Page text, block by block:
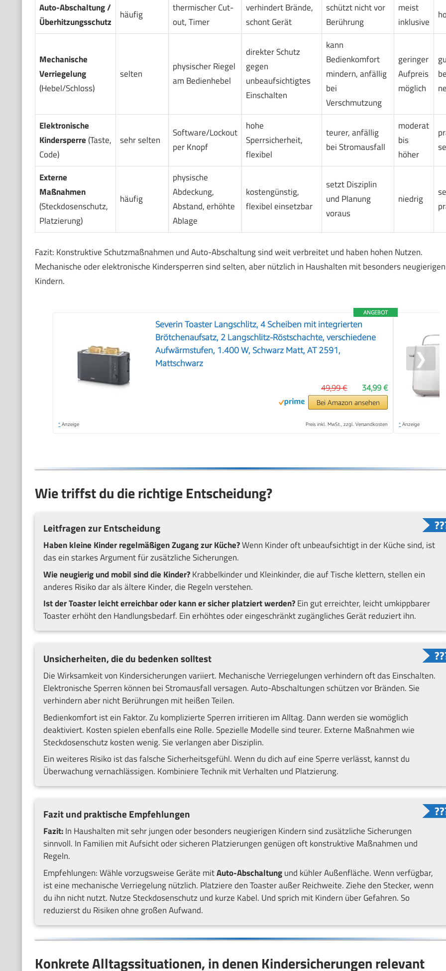
Auto-Abschaltung /
Überhitzungsschutz
häufig
thermischer Cut-
out, Timer
verhindert Brände,
schont Gerät
schützt nicht vor
Berührung
meist
inklusive
Mechanische
Verriegelung
(Hebel/Schloss)
selten
physischer Riegel
am Bedienhebel
direkter Schutz
gegen
unbeaufsichtigtes
Einschalten
kann
Bedienkomfort
mindern, anfällig
bei
Verschmutzung
geringer
Aufpreis
möglich
Elektronische
Kindersperre(Taste,
Code)
sehr selten
Software/Lockout
per Knopf
hohe
Sperrsicherheit,
flexibel
teurer, anfällig
bei Stromausfall
moderat
bis
höher
Externe
Maßnahmen
(Steckdosenschutz,
Platzierung)
häufig
physische
Abdeckung,
Abstand, erhöhte
Ablage
kostengünstig,
flexibel einsetzbar
setzt Disziplin
und Planung
voraus
niedrig
Fazit: Konstruktive Schutzmaßnahmen und Auto-Abschaltung sind weit verbreitet und haben hohen Nutzen.
Mechanische oder elektronische Kindersperren sind selten, aber nützlich in Haushalten mit besonders neugierigen
Kindern.
ANGEBOT
Severin Toaster Langschlitz, 4 Scheiben mit integrierten
Brötchenaufsatz, 2 Langschlitz-Röstschachte, verschiedene
Aufwärmstufen, 1.400 W, Schwarz Matt, AT 2591,
Mattschwarz
34,99 €
49,99 €
Bei Amazon ansehen
* Anzeige Preis inkl. MwSt., zzgl. Versandkosten * Anzeige
❯
Wie triffst du die richtige Entscheidung?
Leitfragen zur Entscheidung
Haben kleine Kinder regelmäßigen Zugang zur Küche?Wenn Kinder oft unbeaufsichtigt in der Küche sind, ist
das ein starkes Argument für zusätzliche Sicherungen.
Wie neugierig und mobil sind die Kinder?Krabbelkinder und Kleinkinder, die auf Tische klettern, stellen ein
anderes Risiko dar als ältere Kinder, die Regeln verstehen.
Ist der Toaster leicht erreichbar oder kann er sicher platziert werden?Ein gut erreichter, leicht umkippbarer
Toaster erhöht den Handlungsbedarf. Ein erhöhtes oder eingeschränkt zugängliches Gerät reduziert ihn.
Unsicherheiten, die du bedenken solltest
Die Wirksamkeit von Kindersicherungen variiert. Mechanische Verriegelungen verhindern oft das Einschalten.
Elektronische Sperren können bei Stromausfall versagen. Auto-Abschaltungen schützen vor Bränden. Sie
verhindern aber nicht Berührungen mit heißen Teilen.
Bedienkomfort ist ein Faktor. Zu komplizierte Sperren irritieren im Alltag. Dann werden sie womöglich
deaktiviert. Kosten spielen ebenfalls eine Rolle. Spezielle Modelle sind teurer. Externe Maßnahmen wie
Steckdosenschutz kosten wenig. Sie verlangen aber Disziplin.
Ein weiteres Risiko ist das falsche Sicherheitsgefühl. Wenn du dich auf eine Sperre verlässt, kannst du
Überwachung vernachlässigen. Kombiniere Technik mit Verhalten und Platzierung.
Fazit und praktische Empfehlungen
Fazit:In Haushalten mit sehr jungen oder besonders neugierigen Kindern sind zusätzliche Sicherungen
sinnvoll. In Familien mit Aufsicht oder sicheren Platzierungen genügen oft konstruktive Maßnahmen und
Regeln.
Empfehlungen: Wähle vorzugsweise Geräte mitAuto-Abschaltungund kühler Außenfläche. Wenn verfügbar,
ist eine mechanische Verriegelung nützlich. Platziere den Toaster außer Reichweite. Ziehe den Stecker, wenn
du ihn nicht nutzt. Nutze Steckdosenschutz und kurze Kabel. Und sprich mit Kindern über Gefahren. So
reduzierst du Risiken ohne großen Aufwand.
Konkrete Alltagssituationen, in denen Kindersicherungen relevant